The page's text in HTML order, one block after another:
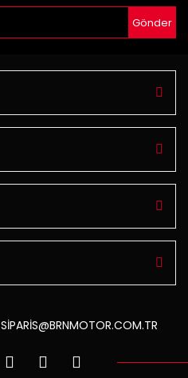
Gönder
SİPARİS@BRNMOTOR.COM.TR